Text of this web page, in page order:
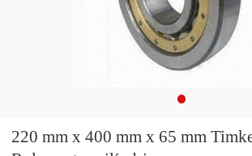
220 mm x 400 mm x 65 mm Timken 220RJ02